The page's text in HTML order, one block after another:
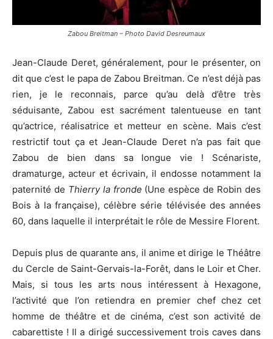
Zabou Breitman – Photo David Desreumaux
Jean-Claude Deret, généralement, pour le présenter, on
dit que c’est le papa de Zabou Breitman. Ce n’est déjà pas
rien, je le reconnais, parce qu’au delà d’être très
séduisante, Zabou est sacrément talentueuse en tant
qu’actrice, réalisatrice et metteur en scène. Mais c’est
restrictif tout ça et Jean-Claude Deret n’a pas fait que
Zabou de bien dans sa longue vie ! Scénariste,
dramaturge, acteur et écrivain, il endosse notamment la
paternité de Thierry la fronde (Une espèce de Robin des
Bois à la française), célèbre série télévisée des années
60, dans laquelle il interprétait le rôle de Messire Florent.
Depuis plus de quarante ans, il anime et dirige le Théâtre
du Cercle de Saint-Gervais-la-Forêt, dans le Loir et Cher.
Mais, si tous les arts nous intéressent à Hexagone,
l’activité que l’on retiendra en premier chef chez cet
homme de théâtre et de cinéma, c’est son activité de
cabarettiste ! Il a dirigé successivement trois caves dans